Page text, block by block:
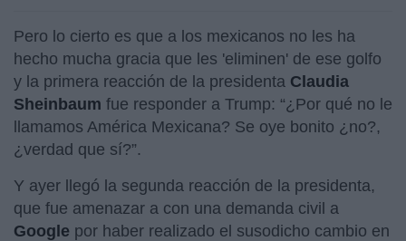
Pero lo cierto es que a los mexicanos no les ha
hecho mucha gracia que les 'eliminen' de ese golfo
y la primera reacción de la presidenta Claudia
Sheinbaum fue responder a Trump: “¿Por qué no le
llamamos América Mexicana? Se oye bonito ¿no?,
¿verdad que sí?”.
Y ayer llegó la segunda reacción de la presidenta,
que fue amenazar a con una demanda civil a
Google por haber realizado el susodicho cambio en